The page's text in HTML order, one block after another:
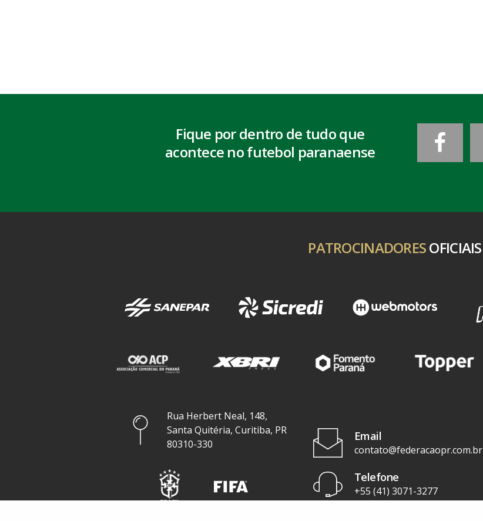
Fique por dentro de tudo que
acontece no futebol paranaense
PATROCINADORESOFICIAIS
Rua Herbert Neal, 148,
Santa Quitéria, Curitiba, PR
80310-330
Email
contato@federacaopr.com.br
Telefone
+55 (41) 3071-3277